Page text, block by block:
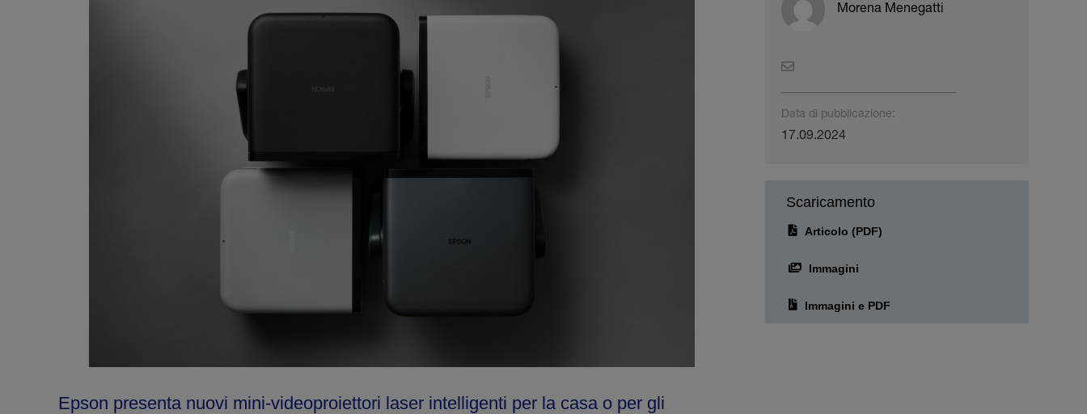
Epson presenta nuovi mini-videoproiettori laser intelligenti per la casa o per gli
Morena Menegatti
Data di pubblicazione:
17.09.2024
Scaricamento
Articolo (PDF)
Immagini
Immagini e PDF